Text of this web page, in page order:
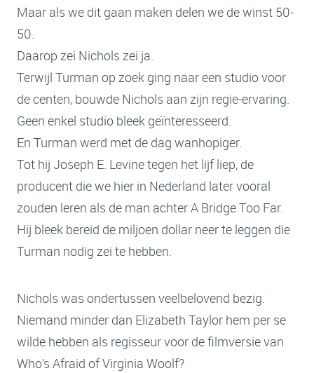
Maar als we dit gaan maken delen we de winst 50-
50.
Daarop zei Nichols zei ja.
Terwijl Turman op zoek ging naar een studio voor
de centen, bouwde Nichols aan zijn regie-ervaring.
Geen enkel studio bleek geïnteresseerd.
En Turman werd met de dag wanhopiger.
Tot hij Joseph E. Levine tegen het lijf liep, de
producent die we hier in Nederland later vooral
zouden leren als de man achter A Bridge Too Far.
Hij bleek bereid de miljoen dollar neer te leggen die
Turman nodig zei te hebben.
Nichols was ondertussen veelbelovend bezig.
Niemand minder dan Elizabeth Taylor hem per se
wilde hebben als regisseur voor de filmversie van
Who’s Afraid of Virginia Woolf?